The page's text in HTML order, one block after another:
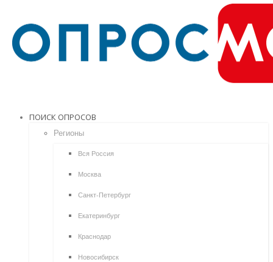
ПОИСК ОПРОСОВ
Регионы
Вся Россия
Москва
Санкт-Петербург
Екатеринбург
Краснодар
Новосибирск